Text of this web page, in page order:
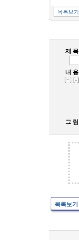
목록보기
제 목
내 용
[+] [-]
그 림
목록보기